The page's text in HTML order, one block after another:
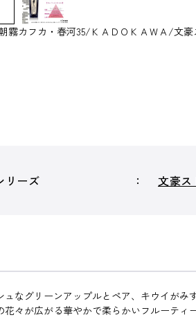
霧カフカ・春河35/ＫＡＤＯＫＡＷＡ/文
リーズ 文豪ス
ュなグリーンアップルとペア、キウイがみ
花々が広がる華やかで柔らかいフルーティ